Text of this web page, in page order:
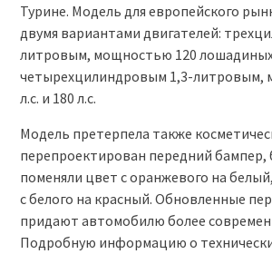
Турине. Модель для европейского
двумя вариантами двигателей:
литровым, мощностью 120 лошадиных
четырехцилиндровым 1,3-литровым,
л.с. и 180 л.с.
Модель претерпела также
перепроектирован передний бампер,
поменяли цвет с оранжевого на
с белого на красный. Обновленные
придают автомобилю более
Подробную информацию о